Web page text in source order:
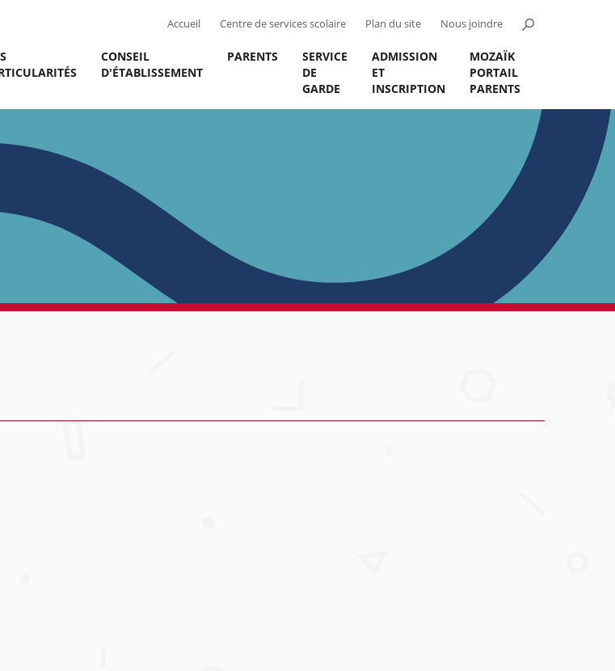
Accueil Centre de services scolaire Plan du site Nous joindre
CONSEIL
D'ÉTABLISSEMENT
PARENTS
SERVICE
DE
GARDE
ADMISSION
ET
INSCRIPTION
MOZAÏK
PORTAIL
PARENTS